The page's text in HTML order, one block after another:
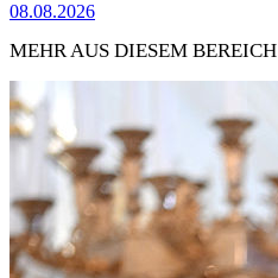
08.08.2026
MEHR AUS DIESEM BEREICH